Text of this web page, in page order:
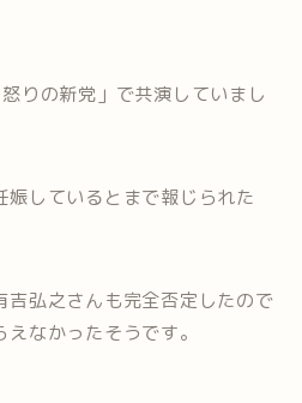
りの新党」で共演していまし
娠しているとまで報じられた
吉弘之さんも完全否定したので
なかったそうです。